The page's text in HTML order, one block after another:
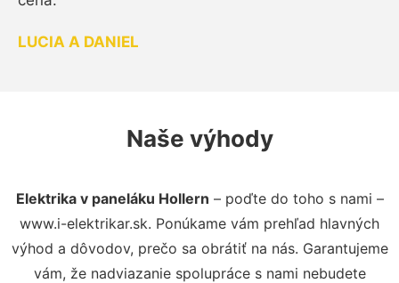
LUCIA A DANIEL
Naše výhody
Elektrika v paneláku Hollern – poďte do toho s nami –
www.i-elektrikar.sk. Ponúkame vám prehľad hlavných
výhod a dôvodov, prečo sa obrátiť na nás. Garantujeme
vám, že nadviazanie spolupráce s nami nebudete